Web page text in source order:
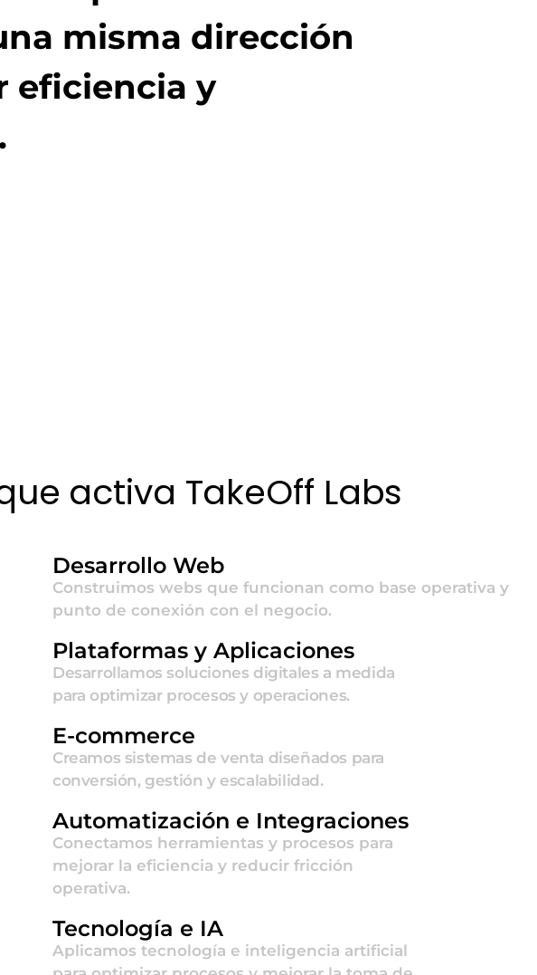
misma dirección
eficiencia y
activa TakeOff Labs
Desarrollo Web
Construimos webs que funcionan como base operativa y
punto de conexión con el negocio.
Plataformas y Aplicaciones
Desarrollamos soluciones digitales a medida
para optimizar procesos y operaciones.
E-commerce
Creamos sistemas de venta diseñados para
conversión, gestión y escalabilidad.
Automatización e Integraciones
Conectamos herramientas y procesos para
mejorar la eficiencia y reducir fricción
operativa.
Tecnología e IA
Aplicamos tecnología e inteligencia artificial